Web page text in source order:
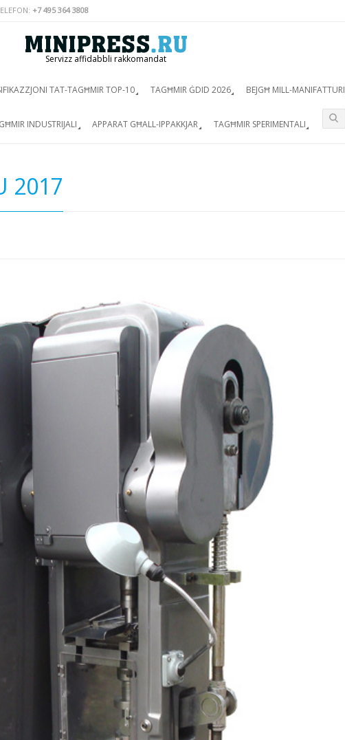
+7 495 364 3808
Servizz affidabbli rakkomandat
TAT-TAGĦMIR TOP-10 TAGĦMIR ĠDID 2026 BEJGĦ MILL-MANIFATTURI
INDUSTRIJALI APPARAT GĦALL-IPPAKKJAR TAGĦMIR SPERIMENTALI
2017